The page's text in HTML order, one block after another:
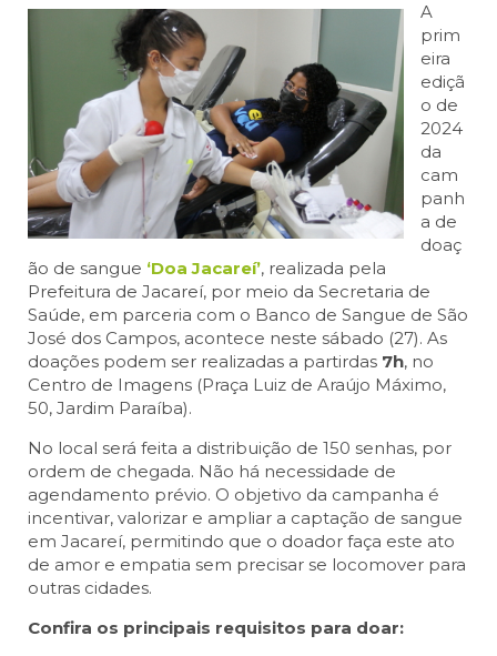
A
prim
eira
ediçã
o de
2024
da
cam
panh
a de
doaç
ão de sangue ‘Doa Jacareí’, realizada pela
Prefeitura de Jacareí, por meio da Secretaria de
Saúde, em parceria com o Banco de Sangue de São
José dos Campos, acontece neste sábado (27). As
doações podem ser realizadas a partirdas 7h, no
Centro de Imagens (Praça Luiz de Araújo Máximo,
50, Jardim Paraíba).
No local será feita a distribuição de 150 senhas, por
ordem de chegada. Não há necessidade de
agendamento prévio. O objetivo da campanha é
incentivar, valorizar e ampliar a captação de sangue
em Jacareí, permitindo que o doador faça este ato
de amor e empatia sem precisar se locomover para
outras cidades.
Confira os principais requisitos para doar: